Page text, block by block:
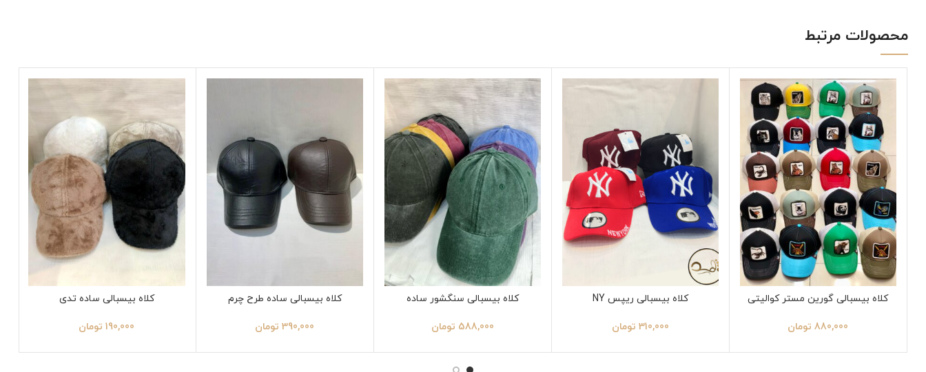
محصولات مرتبط
کلاه بیسبالی گورین مستر کوالیتی
880,000 تومان
کلاه بیسبالی ریپس NY
310,000 تومان
کلاه بیسبالی سنگشور ساده
588,000 تومان
کلاه بیسبالی ساده طرح چرم
390,000 تومان
کلاه بیسبالی ساده تدی
190,000 تومان